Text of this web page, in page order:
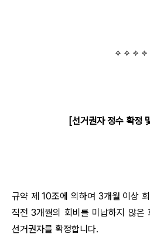
[선거권자 정수 확정
규약 제 10조에 의하여 3개월 이상
직전 3개월의 회비를 미납하지 않은
선거권자를 확정합니다.